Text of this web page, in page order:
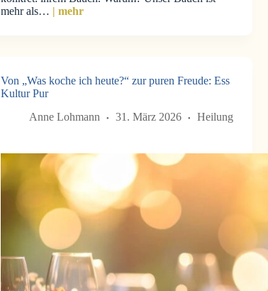
mehr als… | mehr
Von „Was koche ich heute?“ zur puren Freude: Ess
Kultur Pur
Anne Lohmann
31. März 2026 Heilung